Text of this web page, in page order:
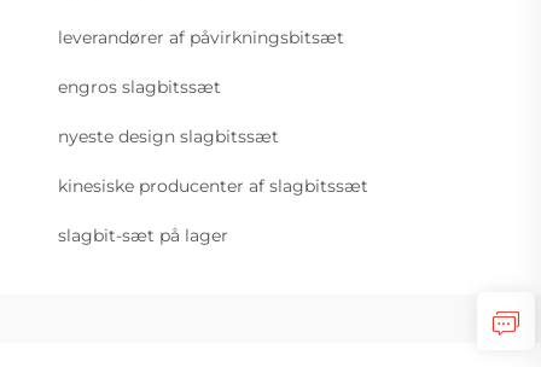
leverandører af påvirkningsbitsæt
engros slagbitssæt
nyeste design slagbitssæt
kinesiske producenter af slagbitssæt
slagbit-sæt på lager